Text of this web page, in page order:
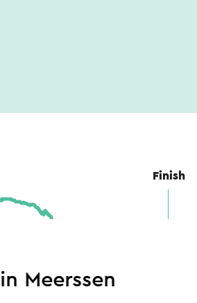
Finish
in Meerssen